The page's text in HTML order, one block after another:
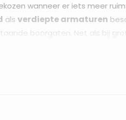
wanneer er iets meer
als verdiepte armaturen
boorgaten. Net als bij